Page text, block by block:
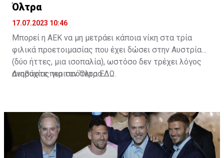
Όλτρα
17.07.2023 10:46
Μπορεί η ΑΕΚ να μη μετράει κάποια νίκη στα τρία
φιλικά προετοιμασίας που έχει δώσει στην Αυστρία
(δύο ήττες, μια ισοπαλία), ωστόσο δεν τρέχει λόγος
ανησυχίας για τον Όλτρα.
Διαβάστε περισσότεραΕΔΩ